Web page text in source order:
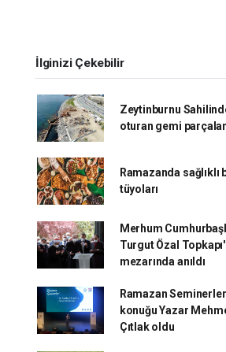
İlginizi Çekebilir
Zeytinburnu
oturan gemi
Ramazanda sağlıklı
tüyoları
Merhum
Turgut Özal
mezarında anıldı
Ramazan
konuğu Yazar
Çıtlak oldu